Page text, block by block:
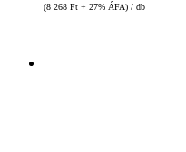
(8 268 Ft + 27% ÁFA) / db